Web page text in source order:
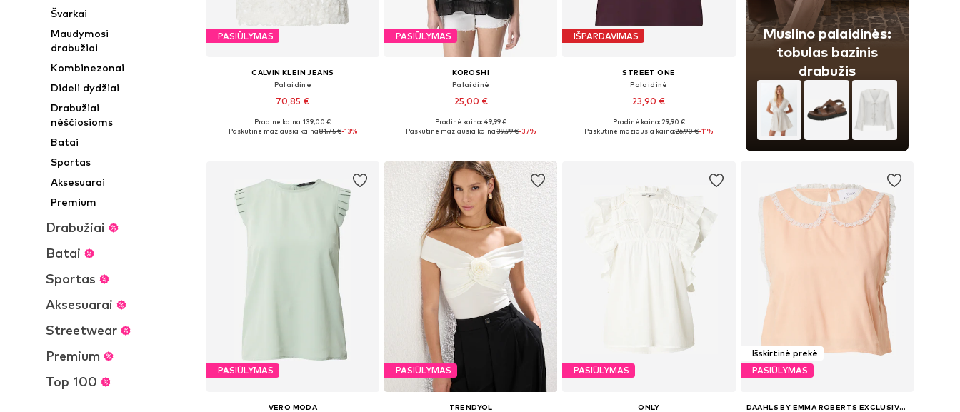
Švarkai
Maudymosi
drabužiai
Kombinezonai
Dideli dydžiai
Drabužiai
nėščiosioms
Batai
Sportas
Aksesuarai
Premium
Drabužiai
Batai
Sportas
Aksesuarai
Streetwear
Premium
Top 100
PASIŪLYMAS
CALVIN KLEIN JEANS
Palaidinė
70,85 €
Galimi dydžiai: XS, S, M, L, XL
Pradinė kaina: 139,00 €
Paskutinė mažiausia kaina:81,75 €-13%
PASIŪLYMAS
KOROSHI
Palaidinė
25,00 €
Galimi dydžiai: S, M, L
Pradinė kaina: 49,99 €
Paskutinė mažiausia kaina:39,99 €-37%
IŠPARDAVIMAS
STREET ONE
Palaidinė
23,90 €
Galimi dydžiai: XS, S, M, XL, XXL
Pradinė kaina: 29,90 €
Paskutinė mažiausia kaina:26,90 €-11%
Muslino palaidinės:
tobulas bazinis
drabužis
PASIŪLYMAS
VERO MODA
PASIŪLYMAS
TRENDYOL
PASIŪLYMAS
ONLY
Išskirtinė prekė
PASIŪLYMAS
DAAHLS BY EMMA ROBERTS EXCLUSIVELY FOR ABOUT YOU